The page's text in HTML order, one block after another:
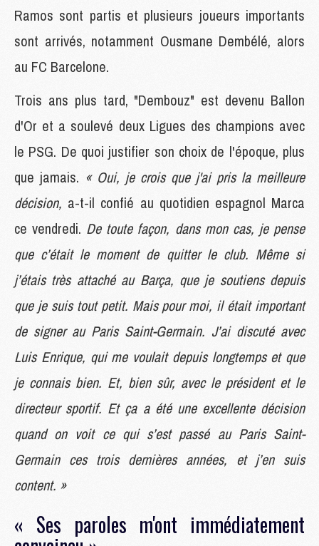
Ramos sont partis et plusieurs joueurs importants
sont arrivés, notamment Ousmane Dembélé, alors
au FC Barcelone.
Trois ans plus tard, "Dembouz" est devenu Ballon
d'Or et a soulevé deux Ligues des champions avec
le PSG. De quoi justifier son choix de l'époque, plus
que jamais. « Oui, je crois que j'ai pris la meilleure
décision, a-t-il confié au quotidien espagnol Marca
ce vendredi. De toute façon, dans mon cas, je pense
que c’était le moment de quitter le club. Même si
j’étais très attaché au Barça, que je soutiens depuis
que je suis tout petit. Mais pour moi, il était important
de signer au Paris Saint-Germain. J’ai discuté avec
Luis Enrique, qui me voulait depuis longtemps et que
je connais bien. Et, bien sûr, avec le président et le
directeur sportif. Et ça a été une excellente décision
quand on voit ce qui s’est passé au Paris Saint-
Germain ces trois dernières années, et j’en suis
content. »
« Ses paroles m'ont immédiatement